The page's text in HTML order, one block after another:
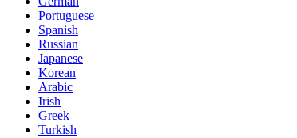
Portuguese
Spanish
Russian
Japanese
Korean
Arabic
Irish
Greek
Turkish